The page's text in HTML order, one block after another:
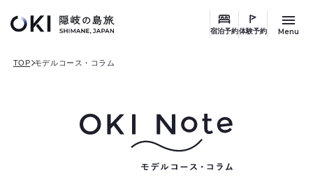
宿泊予約体験予約 Menu
TOP モデルコース・コラム